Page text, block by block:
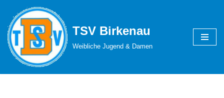
Zum
Inhalt
springen
TSV Birkenau
Weibliche Jugend & Damen